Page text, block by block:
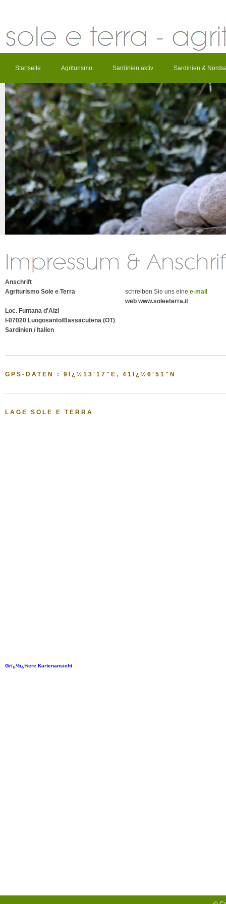
Startseite Agriturismo Sardinien aktiv Sardinien &
Anschrift
Agriturismo Sole e Terra
Loc. Funtana d'Alzi
I-07020 Luogosanto/Bassacutena (OT)
Sardinien / Italien
schreiben Sie uns eine e-mail
web www.soleeterra.it
GPS-DATEN : 9Ï¿½13'17"E, 41Ï¿½6'51"N
LAGE SOLE E TERRA
Grï¿½ï¿½ere Kartenansicht